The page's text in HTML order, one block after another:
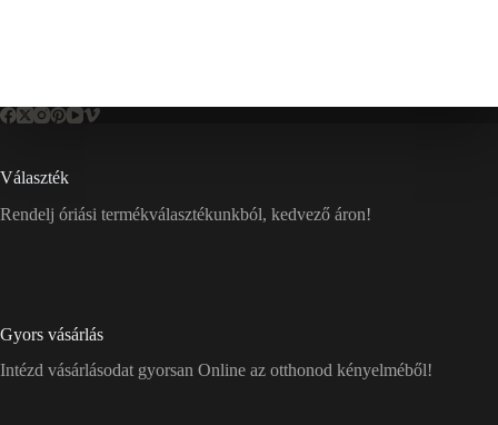
Választék
Rendelj óriási termékválasztékunkból, kedvező áron!
Gyors vásárlás
Intézd vásárlásodat gyorsan Online az otthonod kényelméből!